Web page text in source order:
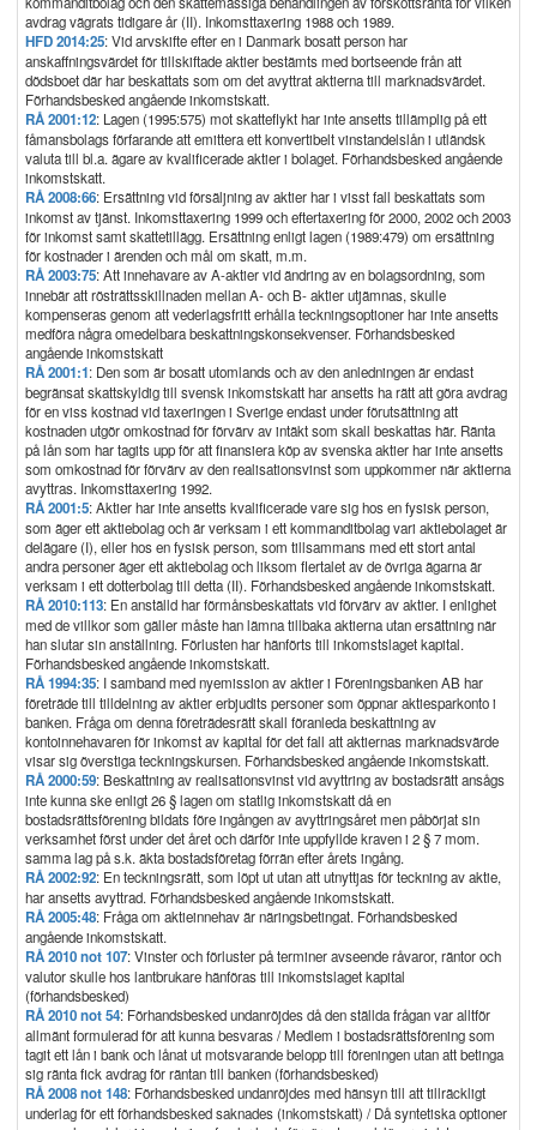
avdrag vägrats tidigare år (II). Inkomsttaxering 1988 och 1989.
HFD 2014:25: Vid arvskifte efter en i Danmark bosatt person har
anskaffningsvärdet för tillskiftade aktier bestämts med bortseende från att
dödsboet där har beskattats som om det avyttrat aktierna till marknadsvärdet.
Förhandsbesked angående inkomstskatt.
RÅ 2001:12: Lagen (1995:575) mot skatteflykt har inte ansetts tillämplig på ett
fåmansbolags förfarande att emittera ett konvertibelt vinstandelslån i utländsk
valuta till bl.a. ägare av kvalificerade aktier i bolaget. Förhandsbesked angående
inkomstskatt.
RÅ 2008:66: Ersättning vid försäljning av aktier har i visst fall beskattats som
inkomst av tjänst. Inkomsttaxering 1999 och eftertaxering för 2000, 2002 och 2003
för inkomst samt skattetillägg. Ersättning enligt lagen (1989:479) om ersättning
för kostnader i ärenden och mål om skatt, m.m.
RÅ 2003:75: Att innehavare av A-aktier vid ändring av en bolagsordning, som
innebär att rösträttsskillnaden mellan A- och B- aktier utjämnas, skulle
kompenseras genom att vederlagsfritt erhålla teckningsoptioner har inte ansetts
medföra några omedelbara beskattningskonsekvenser. Förhandsbesked
angående inkomstskatt
RÅ 2001:1: Den som är bosatt utomlands och av den anledningen är endast
begränsat skattskyldig till svensk inkomstskatt har ansetts ha rätt att göra avdrag
för en viss kostnad vid taxeringen i Sverige endast under förutsättning att
kostnaden utgör omkostnad för förvärv av intäkt som skall beskattas här. Ränta
på lån som har tagits upp för att finansiera köp av svenska aktier har inte ansetts
som omkostnad för förvärv av den realisationsvinst som uppkommer när aktierna
avyttras. Inkomsttaxering 1992.
RÅ 2001:5: Aktier har inte ansetts kvalificerade vare sig hos en fysisk person,
som äger ett aktiebolag och är verksam i ett kommanditbolag vari aktiebolaget är
delägare (I), eller hos en fysisk person, som tillsammans med ett stort antal
andra personer äger ett aktiebolag och liksom flertalet av de övriga ägarna är
verksam i ett dotterbolag till detta (II). Förhandsbesked angående inkomstskatt.
RÅ 2010:113: En anställd har förmånsbeskattats vid förvärv av aktier. I enlighet
med de villkor som gäller måste han lämna tillbaka aktierna utan ersättning när
han slutar sin anställning. Förlusten har hänförts till inkomstslaget kapital.
Förhandsbesked angående inkomstskatt.
RÅ 1994:35: I samband med nyemission av aktier i Föreningsbanken AB har
företräde till tilldelning av aktier erbjudits personer som öppnar aktiesparkonto i
banken. Fråga om denna företrädesrätt skall föranleda beskattning av
kontoinnehavaren för inkomst av kapital för det fall att aktiernas marknadsvärde
visar sig överstiga teckningskursen. Förhandsbesked angående inkomstskatt.
RÅ 2000:59: Beskattning av realisationsvinst vid avyttring av bostadsrätt ansågs
inte kunna ske enligt 26 § lagen om statlig inkomstskatt då en
bostadsrättsförening bildats före ingången av avyttringsåret men påbörjat sin
verksamhet först under det året och därför inte uppfyllde kraven i 2 § 7 mom.
samma lag på s.k. äkta bostadsföretag förrän efter årets ingång.
RÅ 2002:92: En teckningsrätt, som löpt ut utan att utnyttjas för teckning av aktie,
har ansetts avyttrad. Förhandsbesked angående inkomstskatt.
RÅ 2005:48: Fråga om aktieinnehav är näringsbetingat. Förhandsbesked
angående inkomstskatt.
RÅ 2010 not 107: Vinster och förluster på terminer avseende råvaror, räntor och
valutor skulle hos lantbrukare hänföras till inkomstslaget kapital
(förhandsbesked)
RÅ 2010 not 54: Förhandsbesked undanröjdes då den ställda frågan var alltför
allmänt formulerad för att kunna besvaras / Medlem i bostadsrättsförening som
tagit ett lån i bank och lånat ut motsvarande belopp till föreningen utan att betinga
sig ränta fick avdrag för räntan till banken (förhandsbesked)
RÅ 2008 not 148: Förhandsbesked undanröjdes med hänsyn till att tillräckligt
underlag för ett förhandsbesked saknades (inkomstskatt) / Då syntetiska optioner